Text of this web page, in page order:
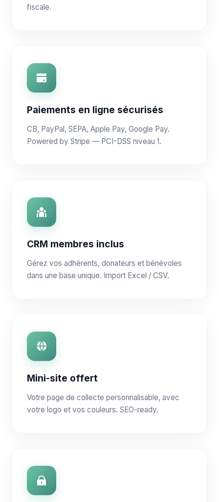
fiscale.
Paiements en ligne sécurisés
CB, PayPal, SEPA, Apple Pay, Google Pay.
Powered by Stripe — PCI-DSS niveau 1.
CRM membres inclus
Gérez vos adhérents, donateurs et bénévoles
dans une base unique. Import Excel / CSV.
Mini-site offert
Votre page de collecte personnalisable, avec
votre logo et vos couleurs. SEO-ready.